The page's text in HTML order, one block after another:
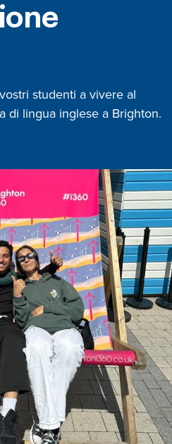
studenti a vivere al
di lingua inglese a Brighton.